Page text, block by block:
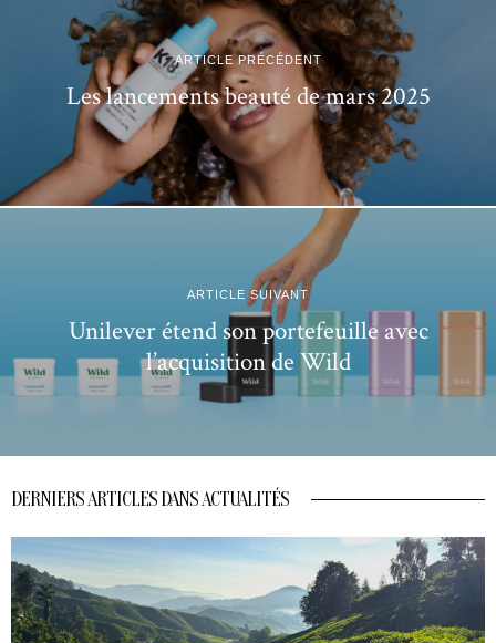
ARTICLE PRÉCÉDENT
Les lancements beauté de mars 2025
ARTICLE SUIVANT
Unilever étend son portefeuille avec
l’acquisition de Wild
DERNIERS ARTICLES DANS ACTUALITÉS